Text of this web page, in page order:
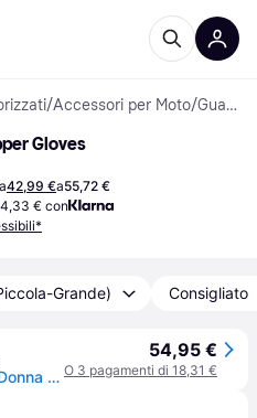
/Accessori per Moto/ Guanti da Moto
Gloves
42,99 €a55,72 €
€ con
Grande) Consigliato
alpinestars Stella Copper Donna Guanti nero, taglia XL
54,95 €
O 3 pagamenti di 18,31 €